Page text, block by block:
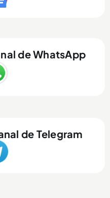
de WhatsApp
de Telegram